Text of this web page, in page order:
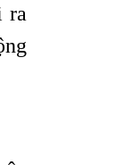
ra